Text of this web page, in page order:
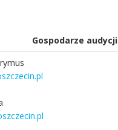
Gospodarze audycji